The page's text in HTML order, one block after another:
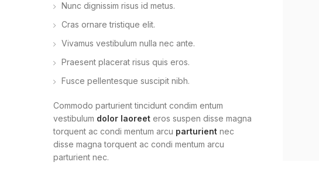
Nunc dignissim risus id metus.
Cras ornare tristique elit.
Vivamus vestibulum nulla nec ante.
Praesent placerat risus quis eros.
Fusce pellentesque suscipit nibh.
Commodo parturient tincidunt condim entum
vestibulum dolor laoreet eros suspen disse magna
torquent ac condi mentum arcu parturient nec
disse magna torquent ac condi mentum arcu
parturient nec.